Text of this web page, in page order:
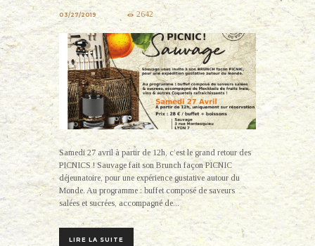
03/27/2019 2642
Samedi 27 avril à partir de 12h, c’est le grand retour des
PICNICS ! Sauvage fait son Brunch façon PICNIC
déjeunatoire, pour une expérience gustative autour du
Monde. Au programme : buffet composé de saveurs
salées et sucrées, accompagné de...
LIRE LA SUITE